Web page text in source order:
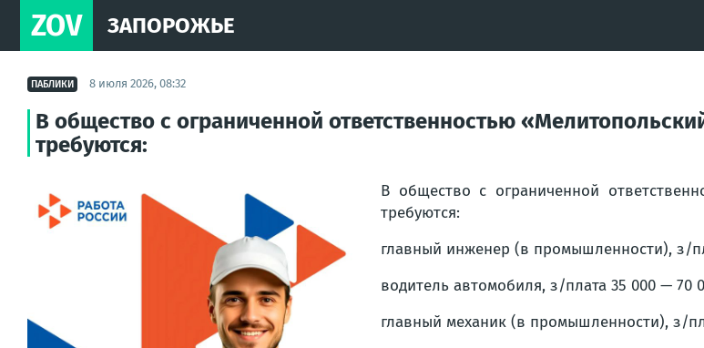
ZOV ЗАПОРОЖЬЕ
ПАБЛИКИ 8 июля 2026, 08:32
В общество с ограниченной ответственностью
требуются:
В общество с ограниченной
требуются:
главный инженер (в промышленности), з/
водитель автомобиля, з/плата 35 000 — 70
главный механик (в промышленности), з/